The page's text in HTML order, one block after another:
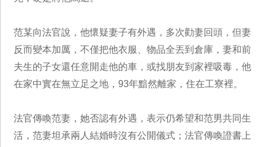
范某向法官說，他懷疑妻子有外遇，多次勸妻回頭，但妻
反而變本加厲，不僅把他衣服、物品全丟到倉庫，妻和前
夫生的子女還任意開走他的車，或找朋友到家裡吸毒，他
在家中實在無立足之地，93年黯然離家，住在工寮裡。
法官傳喚范妻，她否認有外遇，表示仍希望和范男共同生
活，范妻坦承兩人結婚時沒有公開儀式；法官傳喚證書上